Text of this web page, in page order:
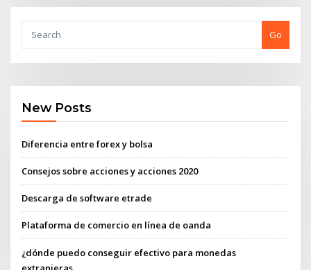
Go
New Posts
Diferencia entre forex y bolsa
Consejos sobre acciones y acciones 2020
Descarga de software etrade
Plataforma de comercio en línea de oanda
¿dónde puedo conseguir efectivo para monedas